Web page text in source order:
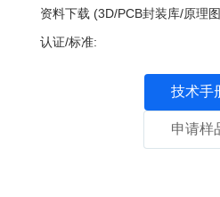
资料下载 (3D/PCB封装库/原理
认证/标准:
技术手
申请样